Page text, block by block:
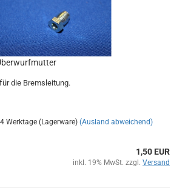
die Bremsleitung.
Werktage (Lagerware) (Ausland abweichend)
1,50 EUR
inkl. 19% MwSt. zzgl. Versand